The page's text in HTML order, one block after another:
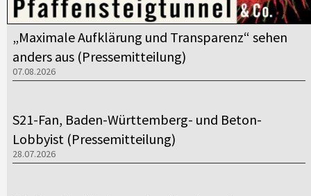
„Maximale Aufklärung und Transparenz“ sehen
anders aus (Pressemitteilung)
07.08.2026
S21-Fan, Baden-Württemberg- und Beton-
Lobbyist (Pressemitteilung)
28.07.2026